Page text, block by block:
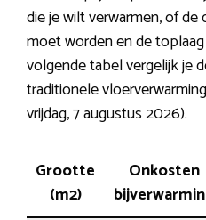
die je wilt verwarmen, of
moet worden en de
volgende tabel vergelijk je
traditionele
vrijdag, 7 augustus 2026).
Grootte
(m2)
Onkosten